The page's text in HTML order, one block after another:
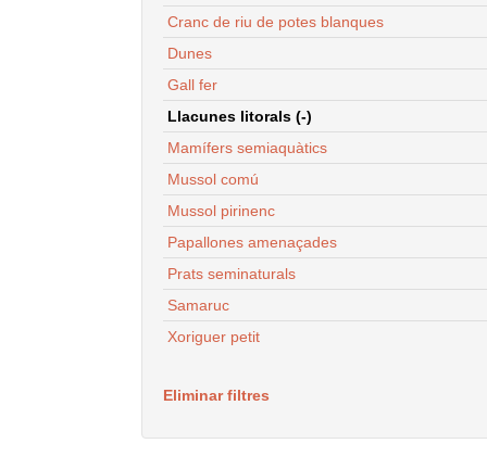
Cranc de riu de potes blanques
Dunes
Gall fer
Llacunes litorals (-)
Mamífers semiaquàtics
Mussol comú
Mussol pirinenc
Papallones amenaçades
Prats seminaturals
Samaruc
Xoriguer petit
Eliminar filtres